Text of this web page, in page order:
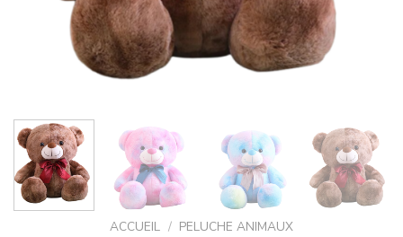
ACCUEIL / PELUCHE ANIMAUX